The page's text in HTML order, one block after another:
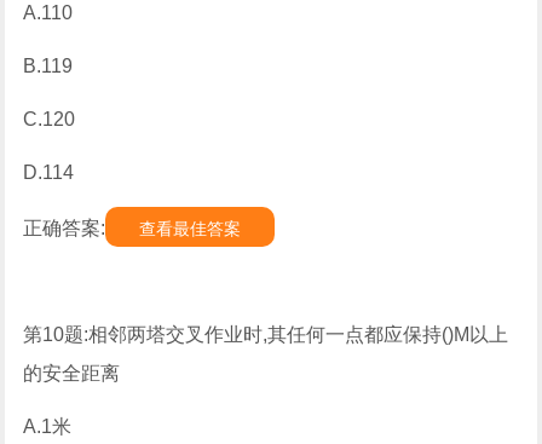
A.110
B.119
C.120
D.114
正确答案: 查看最佳答案
第10题:相邻两塔交叉作业时,其任何一点都应保持()M以上
的安全距离
A.1米